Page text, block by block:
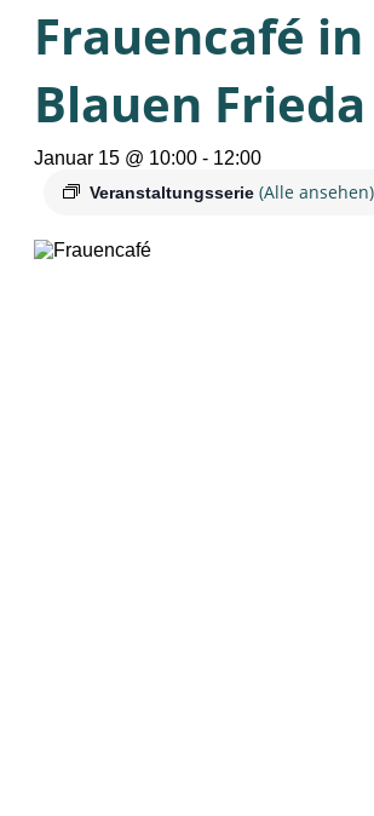
Frauencafé
Blauen Frieda
Januar 15 @ 10:00 - 12:00
Veranstaltungsserie (Alle ansehen)